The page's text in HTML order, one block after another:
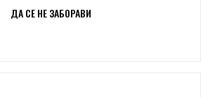
ДА СЕ НЕ ЗАБОРАВИ